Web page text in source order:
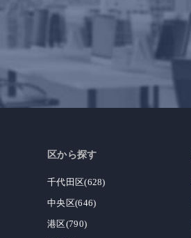
区から探す
千代田区(628)
中央区(646)
港区(790)